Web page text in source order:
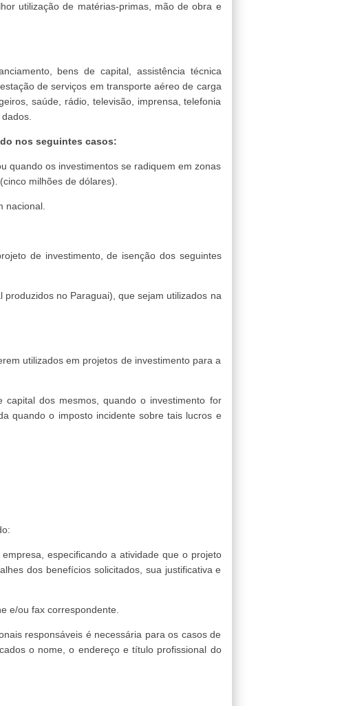
utilização de matérias-primas, mão de obra e
bens de capital, assistência técnica
de serviços em transporte aéreo de carga
saúde, rádio, televisão, imprensa, telefonia
nos seguintes casos:
quando os investimentos se radiquem em zonas
milhões de dólares).
nacional.
de investimento, de isenção dos seguintes
no Paraguai), que sejam utilizados na
utilizados em projetos de investimento para a
dos mesmos, quando o investimento for
quando o imposto incidente sobre tais lucros e
especificando a atividade que o projeto
dos benefícios solicitados, sua justificativa e
e/ou fax correspondente.
responsáveis é necessária para os casos de
o nome, o endereço e título profissional do